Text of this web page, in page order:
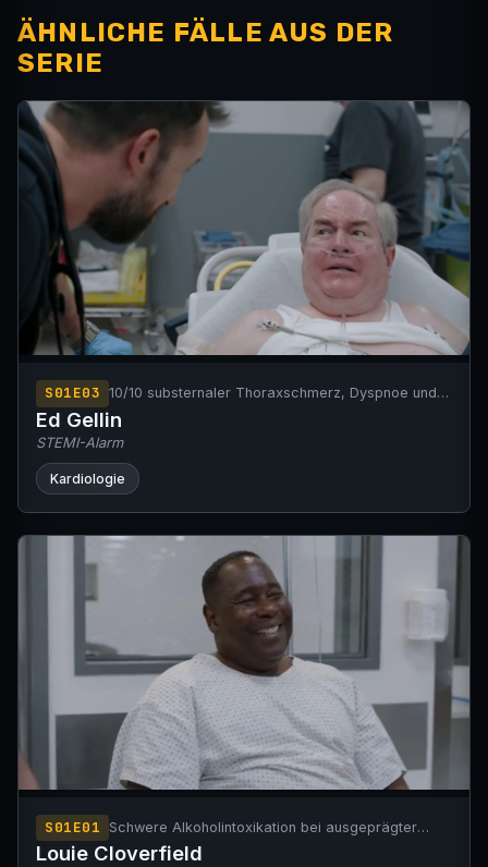
ÄHNLICHE FÄLLE AUS DER
SERIE
S01E03
10/10 substernaler Thoraxschmerz, Dyspnoe und
Diaphorese.
Ed Gellin
STEMI-Alarm
Kardiologie
S01E01
Schwere Alkoholintoxikation bei ausgeprägter
Toleranz
Louie Cloverfield